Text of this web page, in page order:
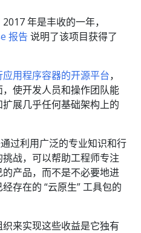
年是丰收的一年，
报告 说明了该项目获得了
应用程序容器的开源平台，
使开发人员和操作团队能
展几乎任何基础架构上的
过利用广泛的专业知识和行
战，可以帮助工程师专注
产品，而不是不必要地进
存在的 “云原生” 工具包的
来实现这些收益是它独有